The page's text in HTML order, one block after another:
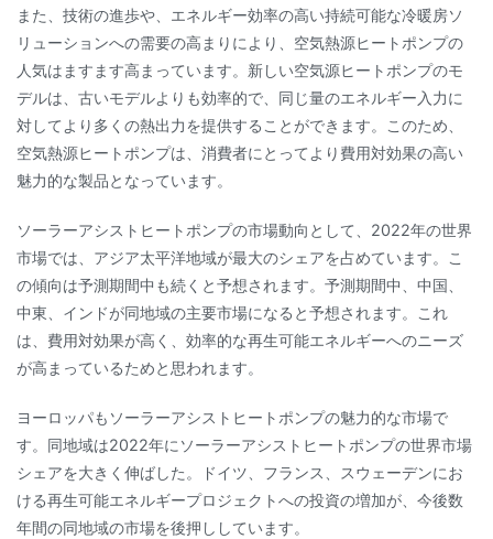
また、技術の進歩や、エネルギー効率の高い持続可能な冷暖房ソ
リューションへの需要の高まりにより、空気熱源ヒートポンプの
人気はますます高まっています。新しい空気源ヒートポンプのモ
デルは、古いモデルよりも効率的で、同じ量のエネルギー入力に
対してより多くの熱出力を提供することができます。このため、
空気熱源ヒートポンプは、消費者にとってより費用対効果の高い
魅力的な製品となっています。
ソーラーアシストヒートポンプの市場動向として、2022年の世界
市場では、アジア太平洋地域が最大のシェアを占めています。こ
の傾向は予測期間中も続くと予想されます。予測期間中、中国、
中東、インドが同地域の主要市場になると予想されます。これ
は、費用対効果が高く、効率的な再生可能エネルギーへのニーズ
が高まっているためと思われます。
ヨーロッパもソーラーアシストヒートポンプの魅力的な市場で
す。同地域は2022年にソーラーアシストヒートポンプの世界市場
シェアを大きく伸ばした。ドイツ、フランス、スウェーデンにお
ける再生可能エネルギープロジェクトへの投資の増加が、今後数
年間の同地域の市場を後押ししています。